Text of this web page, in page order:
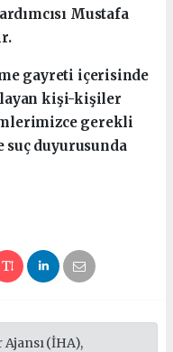
Mustafa
gayreti içerisinde
kişi-kişiler
gerekli
suç duyurusunda
Ajansı (İHA),